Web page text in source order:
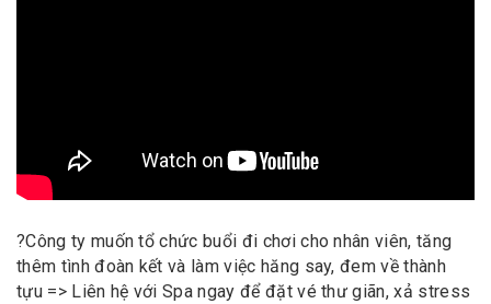
?Công ty muốn tổ chức buổi đi chơi cho nhân viên, tăng
thêm tình đoàn kết và làm việc hăng say, đem về thành
tựu => Liên hệ với Spa ngay để đặt vé thư giãn, xả stress